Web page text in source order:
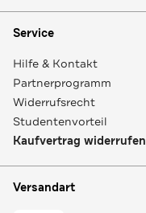
Service
Hilfe & Kontakt
Partnerprogramm
Widerrufsrecht
Studentenvorteil
Kaufvertrag widerrufen
Versandart